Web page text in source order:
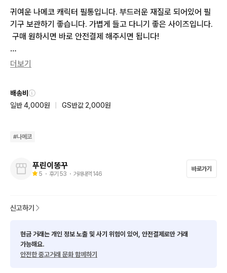
귀여운 나메코 캐릭터 필통입니다. 부드러운 재질로 되어있어 필
기구 보관하기 좋습니다. 가볍게 들고 다니기 좋은 사이즈입니다.
구매 원하시면 바로 안전결제 해주시면 됩니다!
🧑‍🧑‍🧒 아기가 태어나 짐을 줄이기 위해 굿즈 정리 중입니다.
🧡 제가 정말 애정을 갖고 모으던 소장품들입니다.
      (일본직구 / 국내공식샵 등 검증된 채널 기반 구매)
      - GS25 반값택배 +2,000원
‼️ 판매중인 모든 제품은 전시 보관만 하였으나,
      예민하신 분은 구입을 신중하게 고민해주세요.
더보기
배송비
일반 4,000원
GS반값 2,000원
#나메코
푸린이똥꾸
5 ・ 후기 53 ・ 거래내역 146
바로가기
신고하기
현금 거래는 개인 정보 노출 및 사기 위험이 있어, 안전결제로만 거래
가능해요.
안전한 중고거래 문화 함께하기